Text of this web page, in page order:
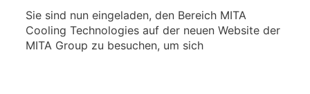
Sie sind nun eingeladen, den Bereich MITA
Cooling Technologies auf der neuen Website der
MITA Group zu besuchen, um sich